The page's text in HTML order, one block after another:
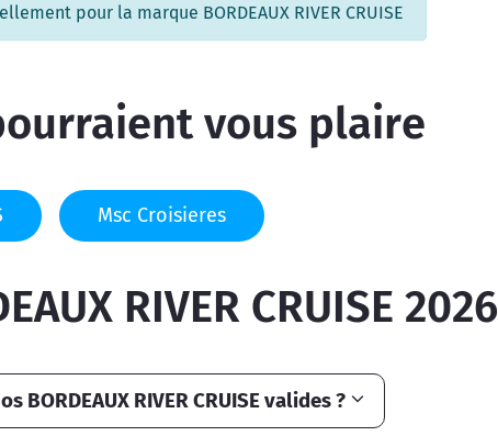
pour la marque BORDEAUX RIVER CRUISE
vous plaire
Msc Croisieres
RIVER CRUISE 2026
RIVER CRUISE valides ?